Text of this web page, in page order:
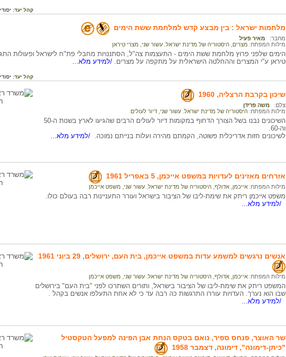
קהל יעד: יסודי,
מלחמות ישראל : בין מבצע קדש למלחמת ששת הימים
מחבר:
מאיר פעיל
מילות המפתח: מצרים היסטוריה של מדינת ישראל. עשור שני מצרי טיראן
הימים שלפני פרוץ מלחמת ששת הימים - התעצמות צה"ל, הסתננויות מחבלי פת"ח לישראל ופעולות
טיראן ע"י המצרים וההחלטה הישראלית על מתקפה על מצרים. /למידע מלא...
קהל יעד: יסודי,
שיכון בקרבת הרצליה, 1960
צלם:
משה פרידן
מילות המפתח: היסטוריה של מדינת ישראל. עשור שני דיור לעולים
השיכונים נבנו בשל הצורך הדחוף במקומות דיור לעולים הרבים שהגיעו לארץ בשנות ה-50
וה-60.
לשיכונים חזות אדריכלית פשוטה, הקמתם מהירה ועלות בנייתם נמוכה. /למידע מלא...
אזרחים מאזינים לעדויות במשפט אייכמן, 5 באפריל 1961
מילות המפתח: אייכמן, אדולף היסטוריה של מדינת ישראל. עשור שני משפט אייכמן
משפט אייכמן ריתק את שימת-ליבו של הציבור בישראל ועורר התעניינות רבה בעולם כולו.
/למידע מלא...
אנשים נרגשים למשמע עדות במשפט אייכמן, בית העם, ירושלים, 29 ביוני 1961
מילות המפתח: אייכמן, אדולף היסטוריה של מדינת ישראל. עשור שני משפט אייכמן
המשפט ריתק את שימת-ליבו של הציבור בישראל, ותורים השתרכו לפני "בית העם" בירושלים
שבו הוא נערך. העדויות עוררו התרגשות כה רבה עד כי לא אחת התעלפו אנשים בקהל .
/למידע מלא...
שר האוצר, פנחס ספיר, נואם בטקס הנחת אבן הפינה למפעל הטקסטיל
"כיתן-דימונה", דימונה, דצמבר 1958